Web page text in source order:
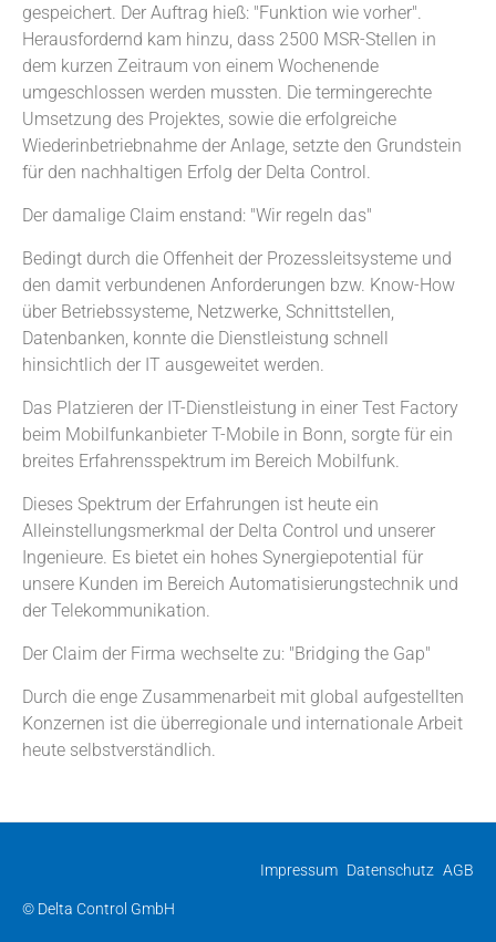
gespeichert. Der Auftrag hieß: "Funktion wie vorher".
Herausfordernd kam hinzu, dass 2500 MSR-Stellen in
dem kurzen Zeitraum von einem Wochenende
umgeschlossen werden mussten. Die termingerechte
Umsetzung des Projektes, sowie die erfolgreiche
Wiederinbetriebnahme der Anlage, setzte den Grundstein
für den nachhaltigen Erfolg der Delta Control.
Der damalige Claim enstand: "Wir regeln das"
Bedingt durch die Offenheit der Prozessleitsysteme und
den damit verbundenen Anforderungen bzw. Know-How
über Betriebssysteme, Netzwerke, Schnittstellen,
Datenbanken, konnte die Dienstleistung schnell
hinsichtlich der IT ausgeweitet werden.
Das Platzieren der IT-Dienstleistung in einer Test Factory
beim Mobilfunkanbieter T-Mobile in Bonn, sorgte für ein
breites Erfahrensspektrum im Bereich Mobilfunk.
Dieses Spektrum der Erfahrungen ist heute ein
Alleinstellungsmerkmal der Delta Control und unserer
Ingenieure. Es bietet ein hohes Synergiepotential für
unsere Kunden im Bereich Automatisierungstechnik und
der Telekommunikation.
Der Claim der Firma wechselte zu: "Bridging the Gap"
Durch die enge Zusammenarbeit mit global aufgestellten
Konzernen ist die überregionale und internationale Arbeit
heute selbstverständlich.
Impressum Datenschutz AGB
© Delta Control GmbH